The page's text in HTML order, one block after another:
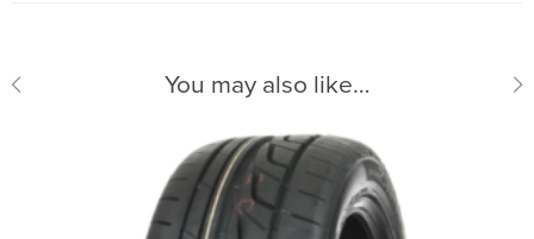
You may also like…